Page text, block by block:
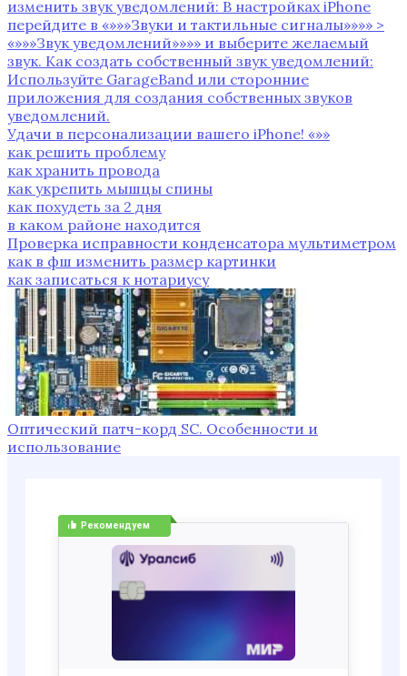
изменить звук уведомлений: В настройках iPhone
перейдите в «»»»Звуки и тактильные сигналы»»»» >
«»»»Звук уведомлений»»»» и выберите желаемый
звук. Как создать собственный звук уведомлений:
Используйте GarageBand или сторонние
приложения для создания собственных звуков
уведомлений.
Удачи в персонализации вашего iPhone! «»»
как решить проблему
как хранить провода
как укрепить мышцы спины
как похудеть за 2 дня
в каком районе находится
Проверка исправности конденсатора мультиметром
как в фш изменить размер картинки
как записаться к нотариусу
Оптический патч-корд SC. Особенности и
использование